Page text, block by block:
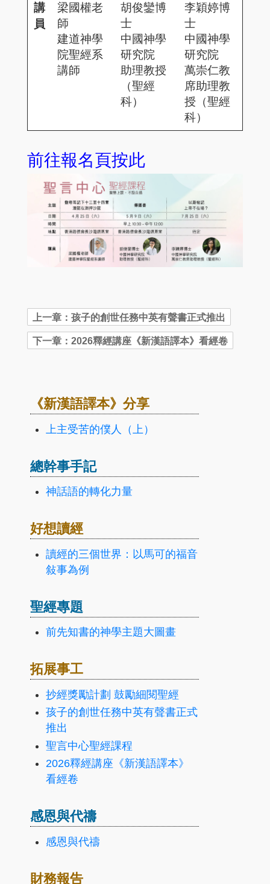
講
員
梁國權老
師
建道神學
院聖經系
講師
胡俊鑾博
士
中國神學
研究院
助理教授
（聖經
科）
李穎婷博
士
中國神學
研究院
萬崇仁教
席助理教
授（聖經
科）
前往報名頁按此
《新漢語譯本》分享
上主受苦的僕人（上）
總幹事手記
神話語的轉化力量
好想讀經
讀經的三個世界：以馬可的福音
敍事為例
聖經專題
前先知書的神學主題大圖畫
拓展事工
抄經獎勵計劃 鼓勵細閱聖經
孩子的創世任務中英有聲書正式
推出
聖言中心聖經課程
2026釋經講座《新漢語譯本》
看經卷
感恩與代禱
感恩與代禱
財務報告